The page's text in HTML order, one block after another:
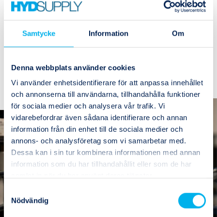
Samtycke Information Om
Denna webbplats använder cookies
Vi använder enhetsidentifierare för att anpassa innehållet
och annonserna till användarna, tillhandahålla funktioner
för sociala medier och analysera vår trafik. Vi
vidarebefordrar även sådana identifierare och annan
information från din enhet till de sociala medier och
annons- och analysföretag som vi samarbetar med.
Dessa kan i sin tur kombinera informationen med annan
information som du har tillhandahållit eller som de har
Nödvändig
TRYCKRED.VENTIL 30L/MIN
Lagerstatus
I lager